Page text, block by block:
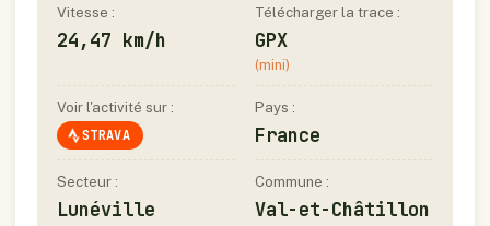
Vitesse :
24,47 km/h
Télécharger la trace :
GPX
(mini)
Voir l'activité sur :
STRAVA
Pays :
France
Secteur :
Lunéville
Commune :
Val-et-Châtillon